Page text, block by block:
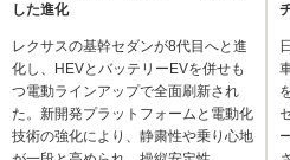
した進化
レクサスの基幹セダンが8代目へと進
化し、HEVとバッテリーEVを併せも
つ電動ラインアップで全面刷新され
た。新開発プラットフォームと電動化
技術の強化により、静粛性や乗り心地